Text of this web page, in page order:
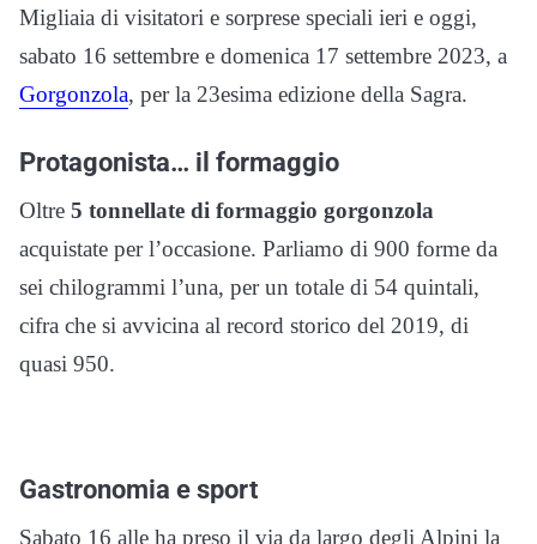
Migliaia di visitatori e sorprese speciali ieri e oggi,
sabato 16 settembre e domenica 17 settembre 2023, a
Gorgonzola, per la 23esima edizione della Sagra.
Protagonista… il formaggio
Oltre 5 tonnellate di formaggio gorgonzola
acquistate per l’occasione. Parliamo di 900 forme da
sei chilogrammi l’una, per un totale di 54 quintali,
cifra che si avvicina al record storico del 2019, di
quasi 950.
Gastronomia e sport
Sabato 16 alle ha preso il via da largo degli Alpini la